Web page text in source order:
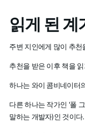
읽게 된 계
주변 지인에게 많이 추천
추천을 받은 이후 책을
하나는 와이 콤비네이터
다른 하나는 작가인 '폴
말하는 개발자)인 것이다.